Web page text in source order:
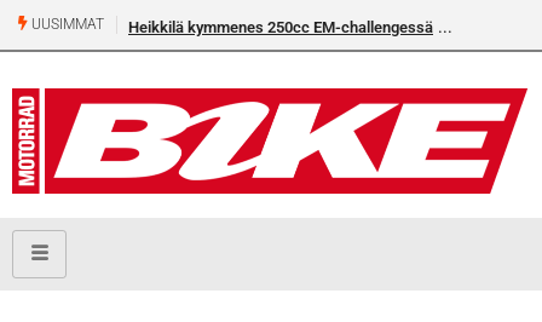
UUSIMMAT Heikkilä kymmenes 250cc EM-challengessä